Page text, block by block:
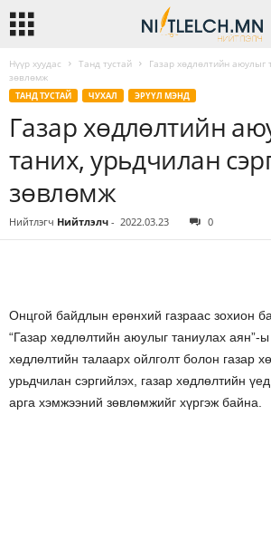
Нүүр хуудас Танд тустай
Газар хөдлөлтийн аюулыг
зөвлөмж
ТАНД ТУСТАЙ ЧУХАЛ ЭРҮҮЛ МЭНД
Газар хөдлөлтийн
таних, урьдчилан
зөвлөмж
Нийтлэгч Нийтлэлч - 2022.03.23 0
Онцгой байдлын ерөнхий газраас зохион
“Газар хөдлөлтийн аюулыг таниулах аян”-ы
хөдлөлтийн талаарх ойлголт болон газар
урьдчилан сэргийлэх, газар хөдлөлтийн
арга хэмжээний зөвлөмжийг хүргэж байна.